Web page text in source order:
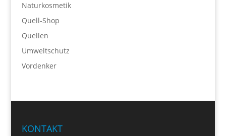
Naturkosmetik
Quell-Shop
Quellen
Umweltschutz
Vordenker
KONTAKT